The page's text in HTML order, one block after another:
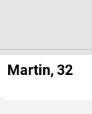
Martin, 32